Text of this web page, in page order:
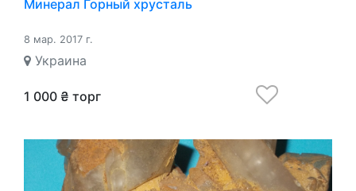
Минерал Горный хрусталь
8 мар. 2017 г.
Украина
1 000 ₴ торг